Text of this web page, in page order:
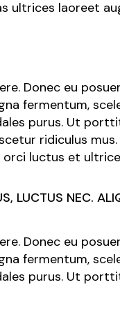
ultrices laoreet
Donec eu
fermentum,
purus. Ut
ridiculus
luctus et
LUCTUS NEC.
Donec eu
fermentum,
purus. Ut